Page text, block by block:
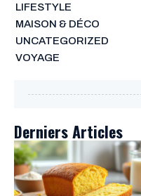
LIFESTYLE
MAISON & DÉCO
UNCATEGORIZED
VOYAGE
Derniers Articles